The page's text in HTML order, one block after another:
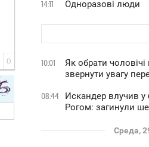
0
14:11 Одноразові люди
10:01
Як обрати
звернути увагу
08:44
Искандер влучив
Рогом: загинули
Среда,